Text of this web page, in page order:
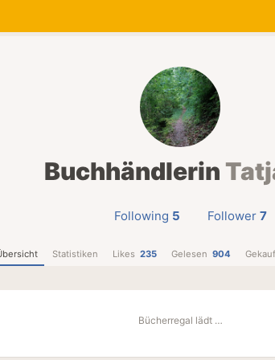
Buchhändlerin
Following 5 Follower 7
Statistiken Likes 235 Gelesen 904
Bücherregal lädt …